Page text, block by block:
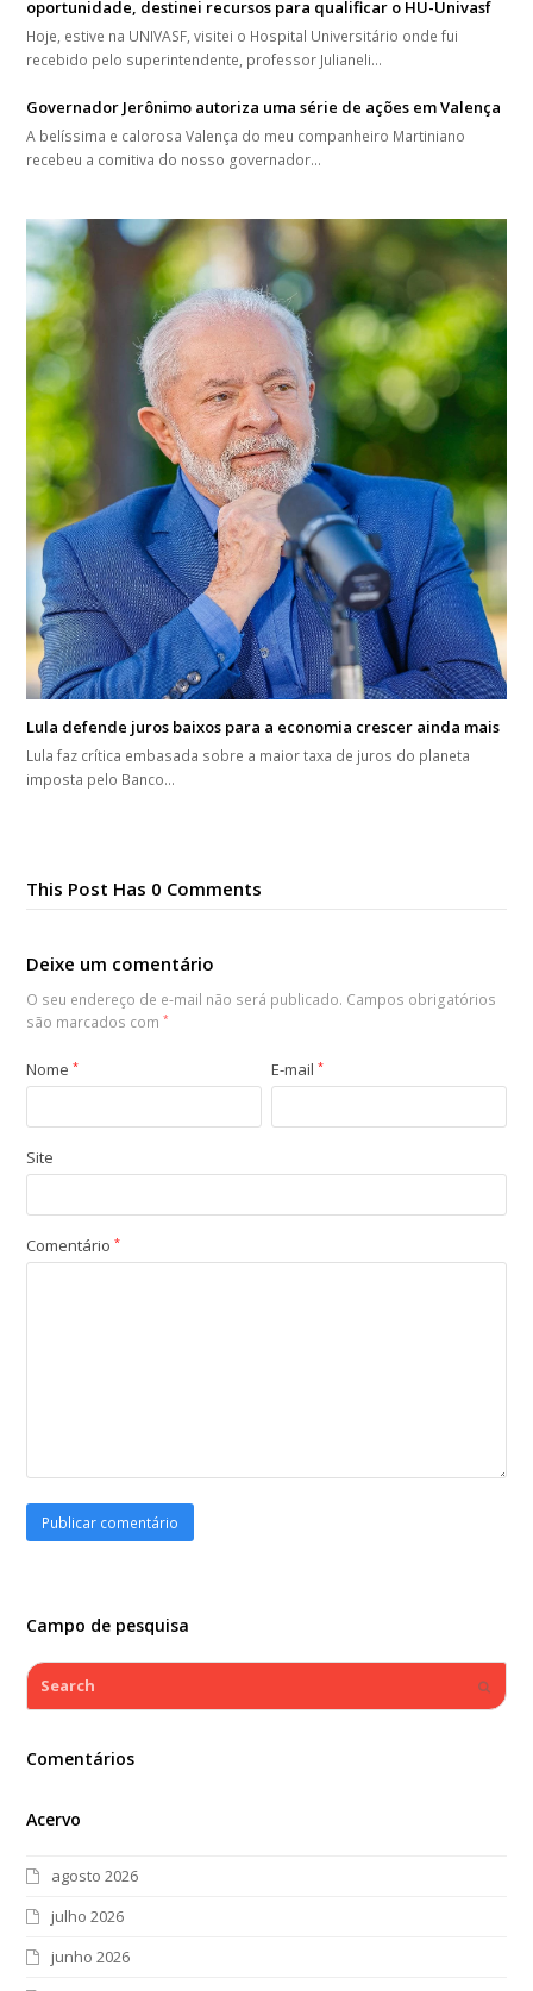
oportunidade, destinei recursos para qualificar o HU-Univasf
Hoje, estive na UNIVASF, visitei o Hospital Universitário onde fui
recebido pelo superintendente, professor Julianeli…
Governador Jerônimo autoriza uma série de ações em Valença
A belíssima e calorosa Valença do meu companheiro Martiniano
recebeu a comitiva do nosso governador…
Lula defende juros baixos para a economia crescer ainda mais
Lula faz crítica embasada sobre a maior taxa de juros do planeta
imposta pelo Banco…
This Post Has 0 Comments
Deixe um comentário
O seu endereço de e-mail não será publicado. Campos obrigatórios
são marcados com*
Nome* E-mail*
Site
Comentário*
Campo de pesquisa
Search
Comentários
Acervo
agosto 2026
julho 2026
junho 2026